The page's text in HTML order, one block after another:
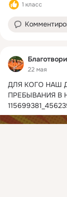
1 класс
22 мая
ДЛЯ КОГО НАШ
ПРЕБЫВАНИЯ В